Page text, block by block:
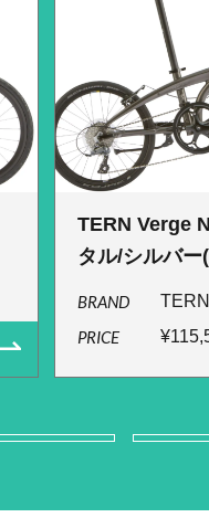
TERN Verge
タル/シルバー
BRAND TERN
PRICE